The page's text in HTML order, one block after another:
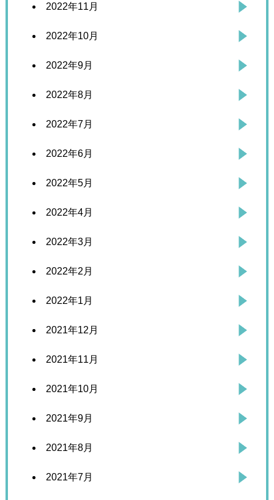
2022年11月
2022年10月
2022年9月
2022年8月
2022年7月
2022年6月
2022年5月
2022年4月
2022年3月
2022年2月
2022年1月
2021年12月
2021年11月
2021年10月
2021年9月
2021年8月
2021年7月